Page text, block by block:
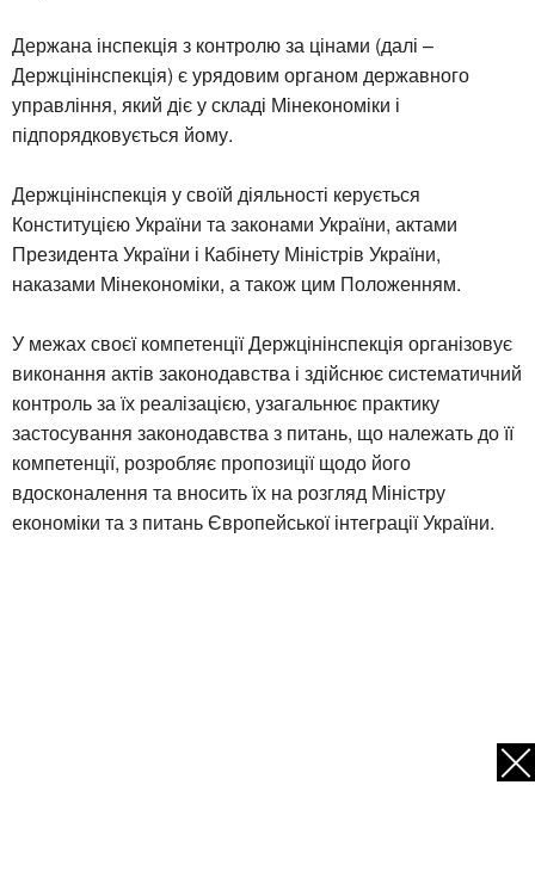
Держана інспекція з контролю за цінами (далі –
Держцінінспекція) є урядовим органом державного
управління, який діє у складі Мінекономіки і
підпорядковується йому.
Держцінінспекція у своїй діяльності керується
Конституцією України та законами України, актами
Президента України і Кабінету Міністрів України,
наказами Мінекономіки, а також цим Положенням.
У межах своєї компетенції Держцінінспекція організовує
виконання актів законодавства і здійснює систематичний
контроль за їх реалізацією, узагальнює практику
застосування законодавства з питань, що належать до її
компетенції, розробляє пропозиції щодо його
вдосконалення та вносить їх на розгляд Міністру
економіки та з питань Європейської інтеграції України.